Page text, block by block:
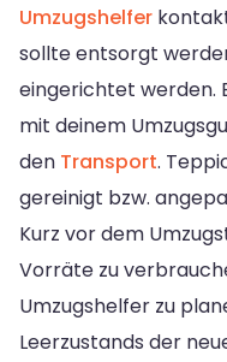
Umzugshelfer
sollte entsorgt
eingerichtet werden.
mit deinem
den Transport.
gereinigt bzw.
Kurz vor dem
Vorräte zu
Umzugshelfer zu
Leerzustands der